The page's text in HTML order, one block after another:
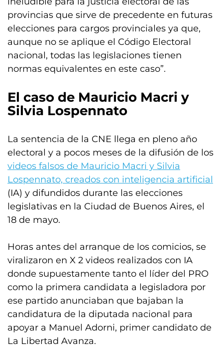
provincias que sirve de precedente en futuras
elecciones para cargos provinciales ya que,
aunque no se aplique el Código Electoral
nacional, todas las legislaciones tienen
normas equivalentes en este caso”.
El caso de Mauricio Macri y
Silvia Lospennato
La sentencia de la CNE llega en pleno año
electoral y a pocos meses de la difusión de los
videos falsos de Mauricio Macri y Silvia
Lospennato, creados con inteligencia artificial
(IA) y difundidos durante las elecciones
legislativas en la Ciudad de Buenos Aires, el
18 de mayo.
Horas antes del arranque de los comicios, se
viralizaron en X 2 videos realizados con IA
donde supuestamente tanto el líder del PRO
como la primera candidata a legisladora por
ese partido anunciaban que bajaban la
candidatura de la diputada nacional para
apoyar a Manuel Adorni, primer candidato de
La Libertad Avanza.